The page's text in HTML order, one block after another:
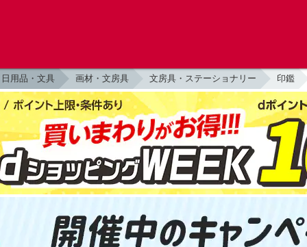
日用品・文具 画材・文房具 文房具・ステーショナリー 印鑑